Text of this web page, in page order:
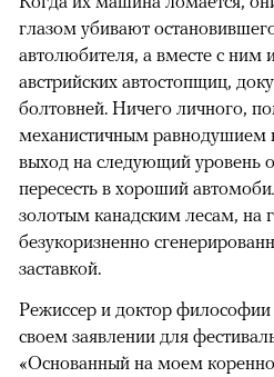
глазом убивают
автолюбителя, а вместе с ним
австрийских автостопщиц,
болтовней. Ничего личного,
механистичным равнодушием
выход на следующий уровень
пересесть в хороший
золотым канадским лесам, на
безукоризненно
заставкой.
Режиссер и доктор
своем заявлении для
«Основанный на моем